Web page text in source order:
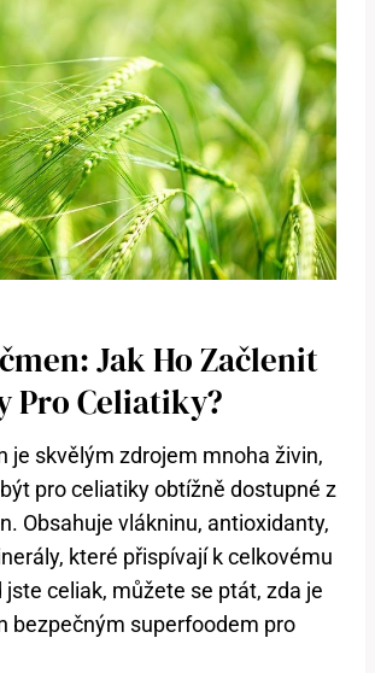
Jak Ho Začlenit
Pro Celiatiky?
je skvělým zdrojem mnoha živin,
pro celiatiky obtížně dostupné z
Obsahuje vlákninu, antioxidanty,
které přispívají k celkovému
jste celiak, můžete se ptát, zda je
bezpečným superfoodem pro